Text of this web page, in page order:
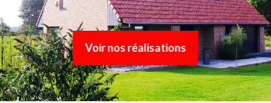
Voir nos réalisations